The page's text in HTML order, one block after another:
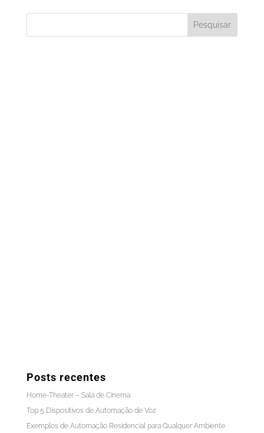
Posts recentes
Home-Theater – Sala de Cinema
Top 5 Dispositivos de Automação de Voz
Exemplos de Automação Residencial para Qualquer Ambiente